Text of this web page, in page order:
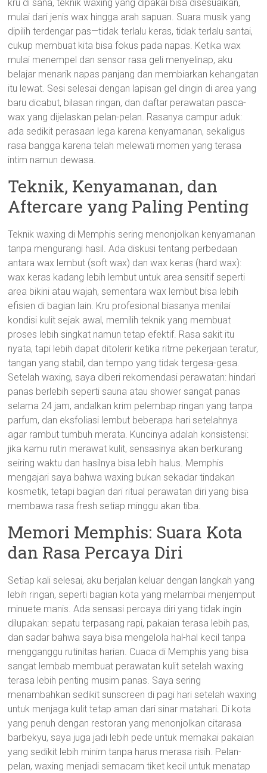
kru di sana, teknik waxing yang dipakai bisa disesuaikan,
mulai dari jenis wax hingga arah sapuan. Suara musik yang
dipilih terdengar pas—tidak terlalu keras, tidak terlalu santai,
cukup membuat kita bisa fokus pada napas. Ketika wax
mulai menempel dan sensor rasa geli menyelinap, aku
belajar menarik napas panjang dan membiarkan kehangatan
itu lewat. Sesi selesai dengan lapisan gel dingin di area yang
baru dicabut, bilasan ringan, dan daftar perawatan pasca-
wax yang dijelaskan pelan-pelan. Rasanya campur aduk:
ada sedikit perasaan lega karena kenyamanan, sekaligus
rasa bangga karena telah melewati momen yang terasa
intim namun dewasa.
Teknik, Kenyamanan, dan
Aftercare yang Paling Penting
Teknik waxing di Memphis sering menonjolkan kenyamanan
tanpa mengurangi hasil. Ada diskusi tentang perbedaan
antara wax lembut (soft wax) dan wax keras (hard wax):
wax keras kadang lebih lembut untuk area sensitif seperti
area bikini atau wajah, sementara wax lembut bisa lebih
efisien di bagian lain. Kru profesional biasanya menilai
kondisi kulit sejak awal, memilih teknik yang membuat
proses lebih singkat namun tetap efektif. Rasa sakit itu
nyata, tapi lebih dapat ditolerir ketika ritme pekerjaan teratur,
tangan yang stabil, dan tempo yang tidak tergesa-gesa.
Setelah waxing, saya diberi rekomendasi perawatan: hindari
panas berlebih seperti sauna atau shower sangat panas
selama 24 jam, andalkan krim pelembap ringan yang tanpa
parfum, dan eksfoliasi lembut beberapa hari setelahnya
agar rambut tumbuh merata. Kuncinya adalah konsistensi:
jika kamu rutin merawat kulit, sensasinya akan berkurang
seiring waktu dan hasilnya bisa lebih halus. Memphis
mengajari saya bahwa waxing bukan sekadar tindakan
kosmetik, tetapi bagian dari ritual perawatan diri yang bisa
membawa rasa fresh setiap minggu akan tiba.
Memori Memphis: Suara Kota
dan Rasa Percaya Diri
Setiap kali selesai, aku berjalan keluar dengan langkah yang
lebih ringan, seperti bagian kota yang melambai menjemput
minuete manis. Ada sensasi percaya diri yang tidak ingin
dilupakan: sepatu terpasang rapi, pakaian terasa lebih pas,
dan sadar bahwa saya bisa mengelola hal-hal kecil tanpa
mengganggu rutinitas harian. Cuaca di Memphis yang bisa
sangat lembab membuat perawatan kulit setelah waxing
terasa lebih penting musim panas. Saya sering
menambahkan sedikit sunscreen di pagi hari setelah waxing
untuk menjaga kulit tetap aman dari sinar matahari. Di kota
yang penuh dengan restoran yang menonjolkan citarasa
barbekyu, saya juga jadi lebih pede untuk memakai pakaian
yang sedikit lebih minim tanpa harus merasa risih. Pelan-
pelan, waxing menjadi semacam tiket kecil untuk menatap